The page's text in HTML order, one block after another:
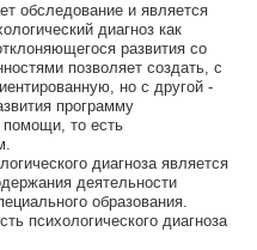
обследование и является
диагноз как
развития со
позволяет создать, с
но с другой -
программу
помощи, то есть
диагноза является
деятельности
образования.
психологического диагноза